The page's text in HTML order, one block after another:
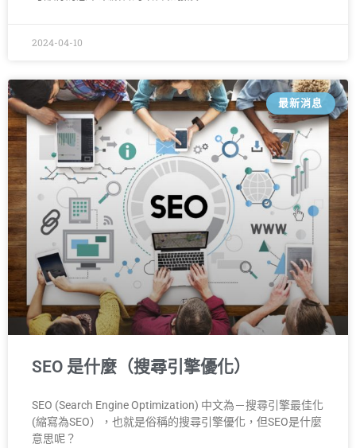
2024-04-10
最新消息
SEO 是什麼（搜尋引擎優化）
SEO (Search Engine Optimization) 中文為－搜尋引擎最佳化
(縮寫為SEO），也就是俗稱的搜尋引擎優化，但SEO是什麼
意思呢？